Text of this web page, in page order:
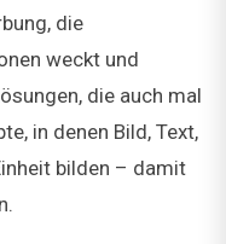
die
weckt und
die auch mal
in denen Bild, Text,
bilden – damit